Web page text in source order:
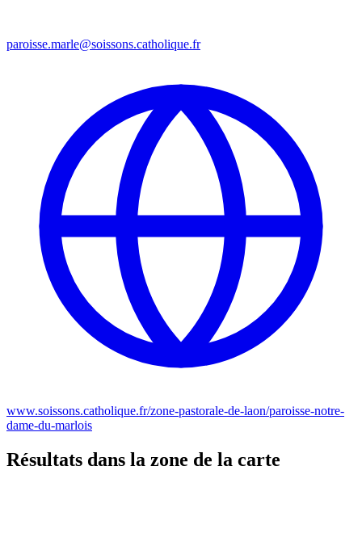
paroisse.marle@soissons.catholique.fr
www.soissons.catholique.fr/zone-pastorale-de-laon/paroisse-notre-
dame-du-marlois
Résultats dans la zone de la carte